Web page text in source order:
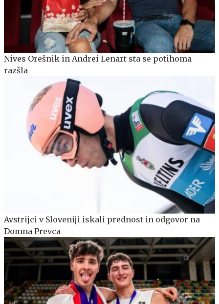
Nives Orešnik in Andrei Lenart sta se potihoma
razšla
Avstrijci v Sloveniji iskali prednost in odgovor na
Domna Prevca